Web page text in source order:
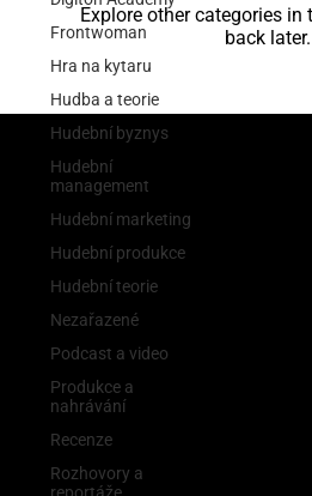
Frontwoman
Hra na kytaru
Hudba a teorie
Hudební byznys
Hudební
management
Hudební marketing
Hudební produkce
Hudební teorie
Nezařazené
Podcast a video
Produkce a
nahrávání
Recenze
Rozhovory a
Explore other categories in
back later.